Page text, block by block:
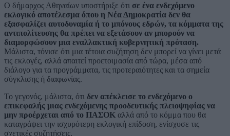
Ο δήμαρχος Αθηναίων υποστήριξε ότι σε ένα ενδεχόμενο
εκλογικό αποτέλεσμα όπου η Νέα Δημοκρατία δεν θα
εξασφαλίζει αυτοδυναμία ή το μπόνους εδρών, τα κόμματα της
αντιπολίτευσης θα πρέπει να εξετάσουν αν μπορούν να
διαμορφώσουν μια εναλλακτική κυβερνητική πρόταση.
Μάλιστα, τόνισε ότι μια τέτοια συζήτηση δεν μπορεί να γίνει μετά
τις εκλογές, αλλά απαιτεί προετοιμασία από τώρα, μέσα από
διάλογο για τα προγράμματα, τις προτεραιότητες και τα σημεία
σύγκλισης ή διαφωνίας.
Το γεγονός, μάλιστα, ότι δεν απέκλεισε το ενδεχόμενο ο
επικεφαλής μιας ενδεχόμενης προοδευτικής πλειοψηφίας να
μην προέρχεται από το ΠΑΣΟΚ αλλά από το κόμμα που θα
καταγράψει την ισχυρότερη εκλογική επίδοση, ενίσχυσε τις
σχετικές συζητήσεις.